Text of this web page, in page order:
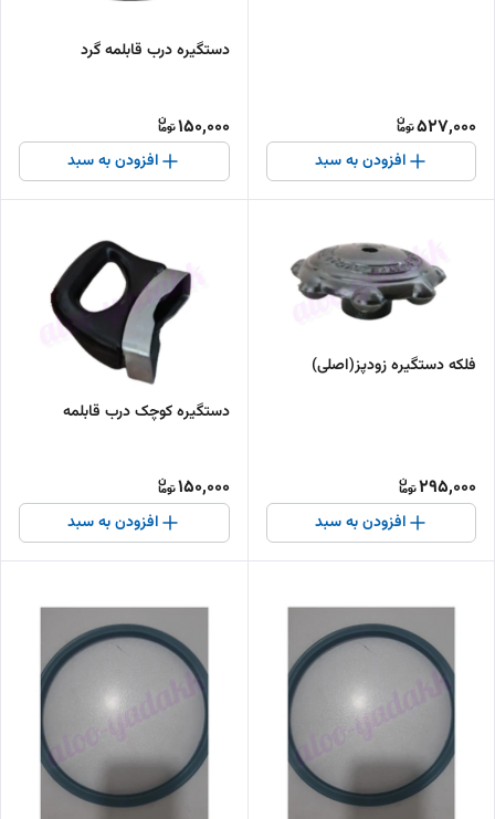
527,000
افزودن به سبد
دستگیره درب قابلمه گرد
150,000
افزودن به سبد
فلکه دستگیره زودپز(اصلی)
295,000
افزودن به سبد
دستگیره کوچک درب قابلمه
150,000
افزودن به سبد